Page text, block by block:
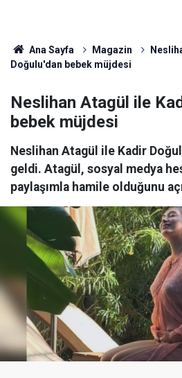
Ana Sayfa Magazin
Doğulu'dan bebek müjdesi
Neslihan Atagül ile
bebek müjdesi
Neslihan Atagül ile Kadir
geldi. Atagül, sosyal medya
paylaşımla hamile olduğunu